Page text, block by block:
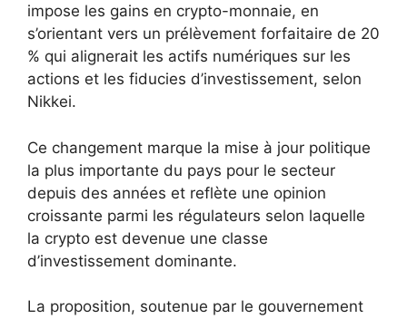
impose les gains en crypto-monnaie, en
s’orientant vers un prélèvement forfaitaire de 20
% qui alignerait les actifs numériques sur les
actions et les fiducies d’investissement, selon
Nikkei.
Ce changement marque la mise à jour politique
la plus importante du pays pour le secteur
depuis des années et reflète une opinion
croissante parmi les régulateurs selon laquelle
la crypto est devenue une classe
d’investissement dominante.
La proposition, soutenue par le gouvernement